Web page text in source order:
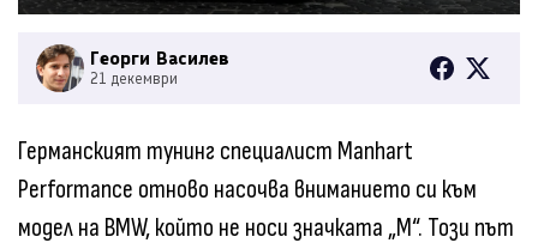
Георги Василев
21 декември
Германският тунинг специалист Manhart
Performance отново насочва вниманието си към
модел на BMW, който не носи значката „M“. Този път